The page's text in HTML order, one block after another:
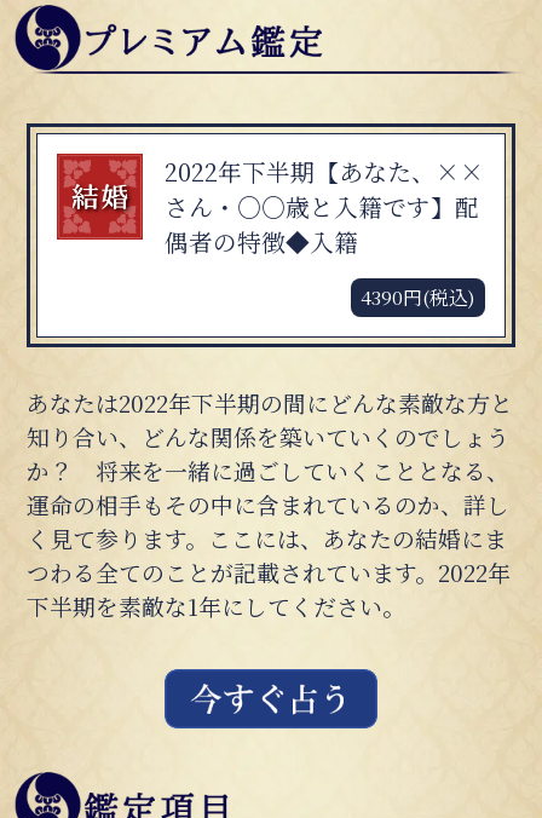
2022年下半期【あなた、××
さん・○○歳と入籍です】配
偶者の特徴◆入籍
4390円(税込)
あなたは2022年下半期の間にどんな素敵な方と
知り合い、どんな関係を築いていくのでしょう
か？ 将来を一緒に過ごしていくこととなる、
運命の相手もその中に含まれているのか、詳し
く見て参ります。ここには、あなたの結婚にま
つわる全てのことが記載されています。2022年
下半期を素敵な1年にしてください。